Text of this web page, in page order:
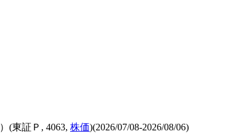
）(東証Ｐ, 4063, 株価)(2026/07/08-2026/08/06)